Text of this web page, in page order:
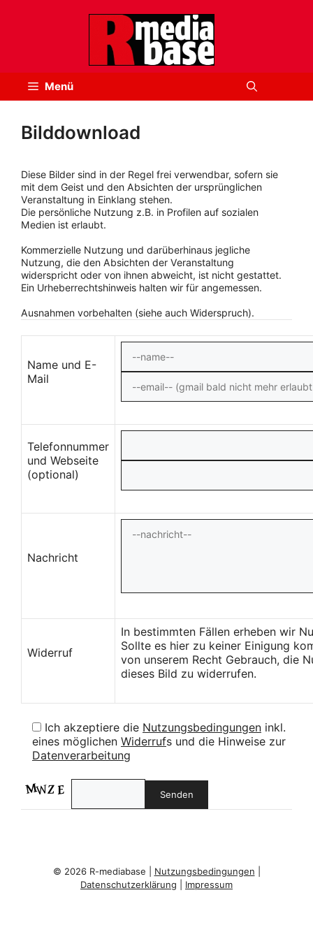
Menü
Bilddownload
Diese Bilder sind in der Regel frei verwendbar, sofern sie
mit dem Geist und den Absichten der ursprünglichen
Veranstaltung in Einklang stehen.
Die persönliche Nutzung z.B. in Profilen auf sozialen
Medien ist erlaubt.
Kommerzielle Nutzung und darüberhinaus jegliche
Nutzung, die den Absichten der Veranstaltung
widerspricht oder von ihnen abweicht, ist nicht gestattet.
Ein Urheberrechtshinweis halten wir für angemessen.
Ausnahmen vorbehalten (siehe auch Widerspruch).
Name und E-
Mail
Telefonnummer
und Webseite
(optional)
Nachricht
Widerruf
In bestimmten Fällen erheben wir
Sollte es hier zu keiner Einigung
von unserem Recht Gebrauch, die
dieses Bild zu widerrufen.
Ich akzeptiere die Nutzungsbedingungen inkl.
eines möglichen Widerrufs und die Hinweise zur
Datenverarbeitung
© 2026 R-mediabase | Nutzungsbedingungen
Datenschutzerklärung
Impressum